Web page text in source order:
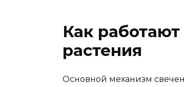
Как
растения
Основной механизм